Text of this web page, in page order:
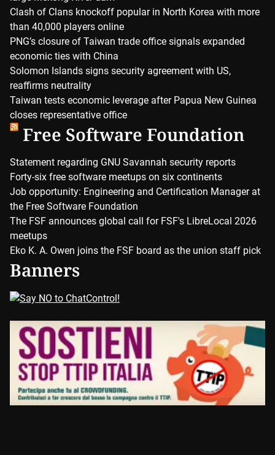
Clash of Clans knockoff popular in North Korea with more
than 40,000 players online
PNG’s closure of Taiwan trade office signals expanded
economic ties with China
Solomon Islands signs security agreement with US,
reaffirms neutrality
Taiwan tests economic leverage after Papua New Guinea
closes representative office
Free Software Foundation
Statement regarding GNU Savannah security reports
Forty-six free software meetups on six continents
Job opportunity: Engineering and Certification Manager at
the Free Software Foundation
The FSF announces global call for FSF's LibreLocal 2026
meetups
Eko K. A. Owen joins the FSF board as the union staff pick
Banners